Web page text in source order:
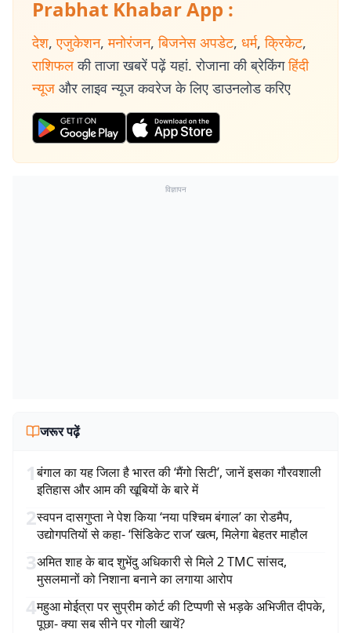
Prabhat Khabar App :
देश, एजुकेशन, मनोरंजन, बिजनेस अपडेट, धर्म, क्रिकेट,
राशिफल की ताजा खबरें पढ़ें यहां. रोजाना की ब्रेकिंग हिंदी
न्यूज और लाइव न्यूज कवरेज के लिए डाउनलोड करिए
विज्ञापन
जरूर पढ़ें
1बंगाल का यह जिला है भारत की ‘मैंगो सिटी’, जानें इसका गौरवशाली
इतिहास और आम की खूबियों के बारे में
2स्वपन दासगुप्ता ने पेश किया ‘नया पश्चिम बंगाल’ का रोडमैप,
उद्योगपतियों से कहा- ‘सिंडिकेट राज’ खत्म, मिलेगा बेहतर माहौल
3अमित शाह के बाद शुभेंदु अधिकारी से मिले 2 TMC सांसद,
मुसलमानों को निशाना बनाने का लगाया आरोप
4महुआ मोईत्रा पर सुप्रीम कोर्ट की टिप्पणी से भड़के अभिजीत दीपके,
पूछा- क्या सब सीने पर गोली खायें?